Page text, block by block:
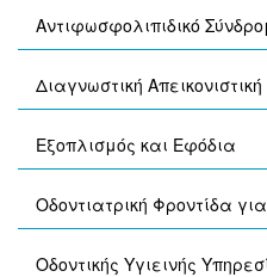
Αντιφωσφολιπιδικό
Διαγνωστική Απεικονιστική
Εξοπλισμός και Εφόδια
Οδοντιατρική Φροντίδα
Οδοντικής Υγιεινής